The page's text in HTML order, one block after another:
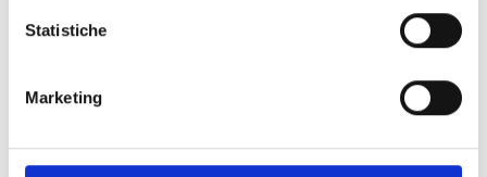
Statistiche
Marketing
integriertem Zwei-Schleifen-